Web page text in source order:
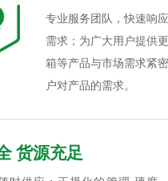
专业服务团队，快速响
需求；为广大用户提供
箱等产品与市场需求紧
户对产品的需求。
货源充足